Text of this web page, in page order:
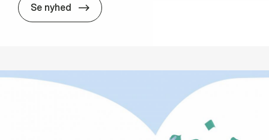
Se nyhed Can #Me­Too Chan­ge Execu­ti­ves’